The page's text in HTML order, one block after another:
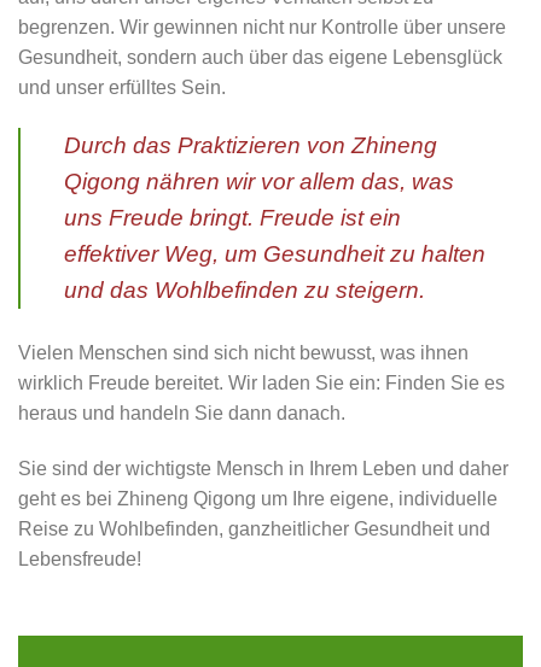
begrenzen. Wir gewinnen nicht nur Kontrolle über unsere
Gesundheit, sondern auch über das eigene Lebensglück
und unser erfülltes Sein.
Durch das Praktizieren von Zhineng
Qigong nähren wir vor allem das, was
uns Freude bringt. Freude ist ein
effektiver Weg, um Gesundheit zu halten
und das Wohlbefinden zu steigern.
Vielen Menschen sind sich nicht bewusst, was ihnen
wirklich Freude bereitet. Wir laden Sie ein: Finden Sie es
heraus und handeln Sie dann danach.
Sie sind der wichtigste Mensch in Ihrem Leben und daher
geht es bei Zhineng Qigong um Ihre eigene, individuelle
Reise zu Wohlbefinden, ganzheitlicher Gesundheit und
Lebensfreude!